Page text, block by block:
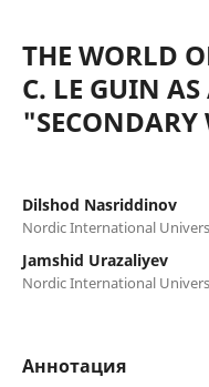
THE WORLD
C. LE GUIN
Dilshod Nasriddinov
Nordic International
Jamshid Urazaliyev
Nordic International
Аннотация